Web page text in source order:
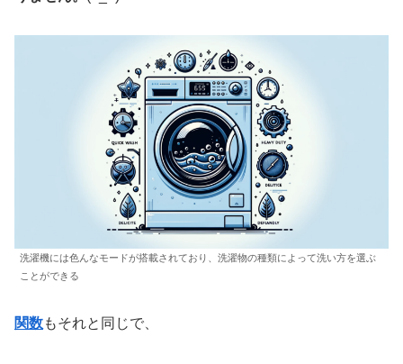
洗濯機には色んなモードが搭載されており、洗濯物の種類によって洗い方を選ぶ
ことができる
関数もそれと同じで、